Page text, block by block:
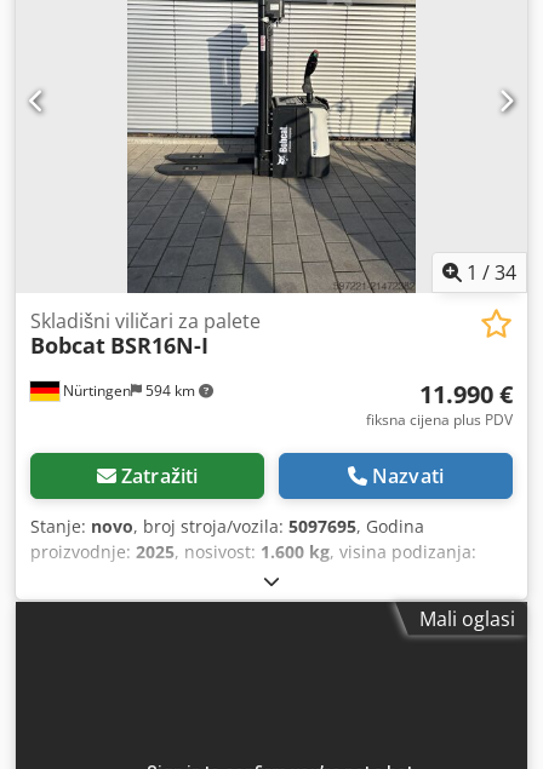
1 /34
Nürtingen 594 km
Skladišni viličari za palete
Bobcat BSR16N-I
11.990 €
fiksna cijena plus PDV
Zatražiti Nazvati
Stanje: novo, broj stroja/vozila: 5097695, Godina
proizvodnje: 2025, nosivost: 1.600 kg, visina podizanja:
, slobodno dizanje:1.400 mm
mm, vrsta goriva:električni, vrsta jarbola:triplex,
, napon baterije: 25,6 V ,
Mali oglasi